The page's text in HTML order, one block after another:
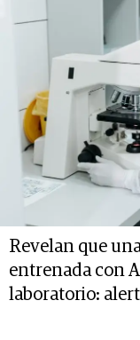
Revelan que
entrenada con
laboratorio: